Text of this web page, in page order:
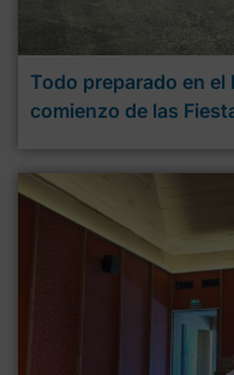
Todo preparado en el
comienzo de las